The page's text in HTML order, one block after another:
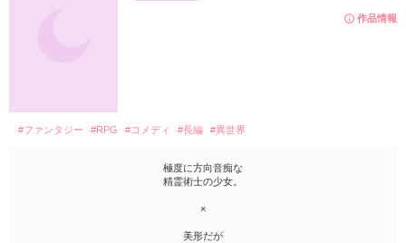
作品情報
#ファンタジー #RPG #コメディ #長編 #異世界
極度に方向音痴な
精霊術士の少女。
×
美形だが